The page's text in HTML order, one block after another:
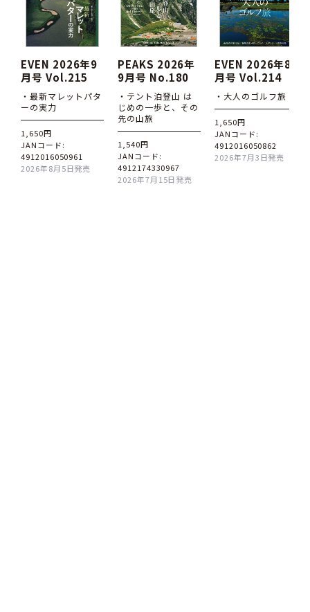
EVEN 2026年9
月号 Vol.215
・最新マレットパタ
ーの実力
1,650円
JANコード:
4912016050961
2026年8月5日発売
PEAKS 2026年
9月号 No.180
・テント泊登山 は
じめの一歩と、その
先の山旅
1,540円
JANコード:
4912174330967
2026年7月15日発売
EVEN 2026年8
月号 Vol.214
・大人のゴルフ旅
1,650円
JANコード:
4912016050862
2026年7月3日発売